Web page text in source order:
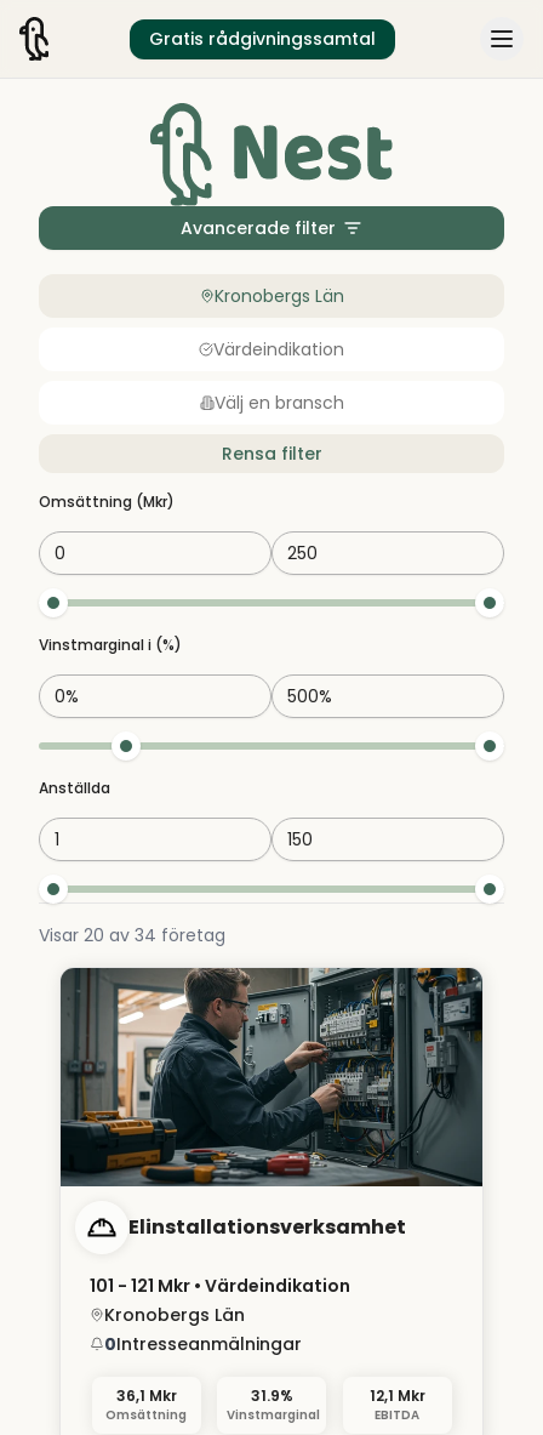
Gratis rådgivningssamtal
Avancerade filter
Kronobergs Län
Värdeindikation
Välj en bransch
Rensa filter
Omsättning (Mkr)
Vinstmarginal i (%)
Anställda
Visar 20 av 34 företag
Elinstallationsverksamhet
101 - 121 Mkr • Värdeindikation
Kronobergs Län
0Intresseanmälningar
36,1 Mkr
Omsättning
31.9%
Vinstmarginal
12,1 Mkr
EBITDA